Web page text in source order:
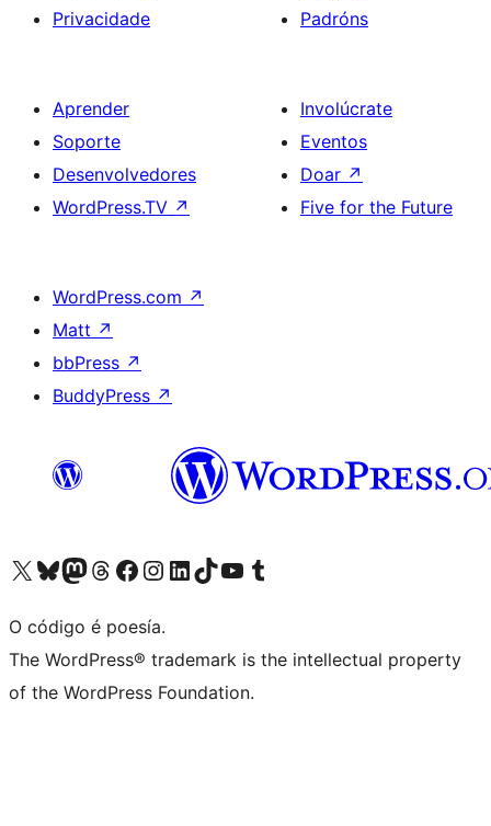
Privacidade
Padróns
Aprender
Soporte
Desenvolvedores
WordPress.TV ↗
Involúcrate
Eventos
Doar ↗
Five for the Future
WordPress.com ↗
Matt ↗
bbPress ↗
BuddyPress ↗
Visita la cuenta de X (anteriormente Twitter)
Visita a nosa conta de Bluesky
Visita a nosa conta de Mastodon
Visita a nosa conta de Threads
Visita a nosa páxina de Facebook
Visita a nosa conta de Instagram
Visita a nosa conta de LinkedIn
Visita a nosa conta de TikTok
Visita a nosa canle de YouTube
Visita a nosa conta de Tumblr
O código é poesía.
The WordPress® trademark is the intellectual property
of the WordPress Foundation.